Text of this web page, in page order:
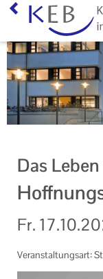
Das
Fr.
Veranstaltungsart:
Home
Über uns
Neuigkeiten
KEB Online
Themen "Im Blick"
Online-
Barrierefreie